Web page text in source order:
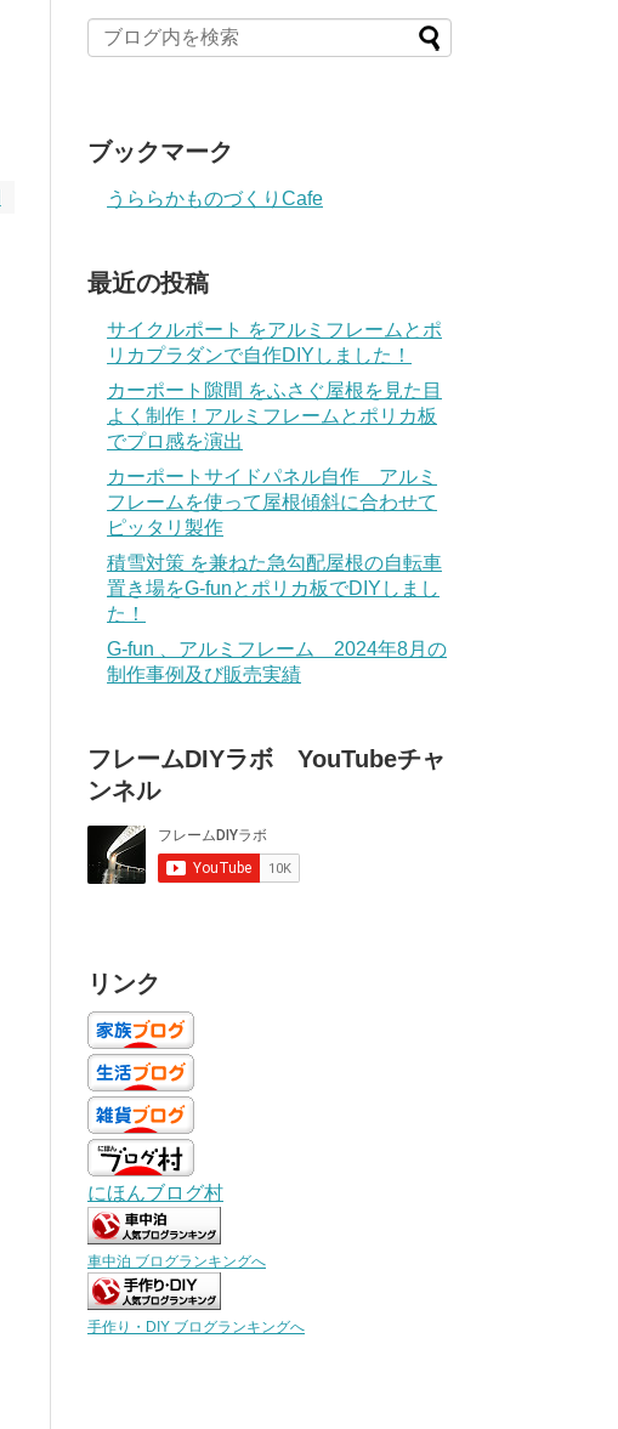
ブックマーク
うららかものづくりCafe
最近の投稿
サイクルポート をアルミフレームとポ
リカプラダンで自作DIYしました！
カーポート隙間 をふさぐ屋根を見た目
よく制作！アルミフレームとポリカ板
でプロ感を演出
カーポートサイドパネル自作 アルミ
フレームを使って屋根傾斜に合わせて
ピッタリ製作
積雪対策 を兼ねた急勾配屋根の自転車
置き場をG-funとポリカ板でDIYしまし
た！
G-fun 、アルミフレーム 2024年8月の
制作事例及び販売実績
フレームDIYラボ YouTubeチャ
ンネル
リンク
にほんブログ村
車中泊 ブログランキングへ
手作り・DIY ブログランキングへ